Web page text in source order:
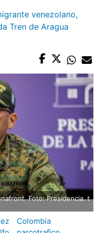
venezolano,
Tren de Aragua
Foto: Presidencia. t
Colombia